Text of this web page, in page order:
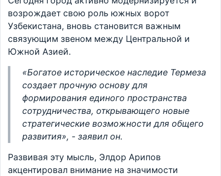
возрождает свою роль южных ворот
Узбекистана, вновь становится важным
связующим звеном между Центральной и
Южной Азией.
«Богатое историческое наследие Термеза
создает прочную основу для
формирования единого пространства
сотрудничества, открывающего новые
стратегические возможности для общего
развития», - заявил он.
Развивая эту мысль, Элдор Арипов
акцентировал внимание на значимости